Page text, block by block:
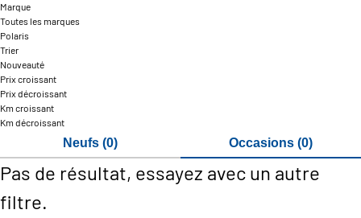
Marque
Toutes les marques
Polaris
Trier
Nouveauté
Prix croissant
Prix décroissant
Km croissant
Km décroissant
Neufs (0) Occasions (0)
Pas de résultat, essayez avec un autre
filtre.